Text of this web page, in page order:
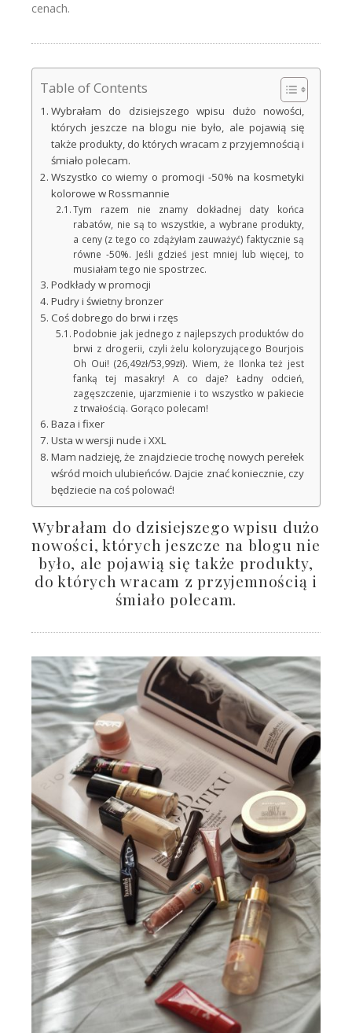
cenach.
Table of Contents
Wybrałam do dzisiejszego wpisu dużo nowości,
których jeszcze na blogu nie było, ale pojawią się
także produkty, do których wracam z przyjemnością i
śmiało polecam.
Wszystko co wiemy o promocji -50% na kosmetyki
kolorowe w Rossmannie
Tym razem nie znamy dokładnej daty końca
rabatów, nie są to wszystkie, a wybrane produkty,
a ceny (z tego co zdążyłam zauważyć) faktycznie są
równe -50%. Jeśli gdzieś jest mniej lub więcej, to
musiałam tego nie spostrzec.
Podkłady w promocji
Pudry i świetny bronzer
Coś dobrego do brwi i rzęs
Podobnie jak jednego z najlepszych produktów do
brwi z drogerii, czyli żelu koloryzującego Bourjois
Oh Oui! (26,49zł/53,99zł). Wiem, że Ilonka też jest
fanką tej masakry! A co daje? Ładny odcień,
zagęszczenie, ujarzmienie i to wszystko w pakiecie
z trwałością. Gorąco polecam!
Baza i fixer
Usta w wersji nude i XXL
Mam nadzieję, że znajdziecie trochę nowych perełek
wśród moich ulubieńców. Dajcie znać koniecznie, czy
będziecie na coś polować!
Wybrałam do dzisiejszego wpisu dużo
nowości, których jeszcze na blogu nie
było, ale pojawią się także produkty,
do których wracam z przyjemnością i
śmiało polecam.